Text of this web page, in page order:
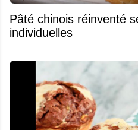
Pâté chinois réinventé
individuelles